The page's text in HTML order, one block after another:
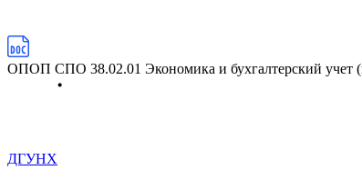
ОПОП СПО 38.02.01 Экономика и бухгалтерский учет
ДГУНХ